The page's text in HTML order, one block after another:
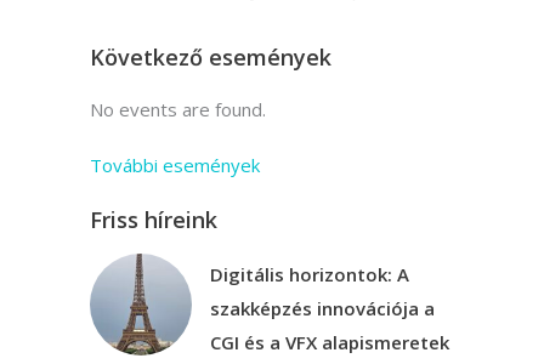
Következő események
No events are found.
További események
Friss híreink
Digitális horizontok: A
szakképzés innovációja a
CGI és a VFX alapismeretek